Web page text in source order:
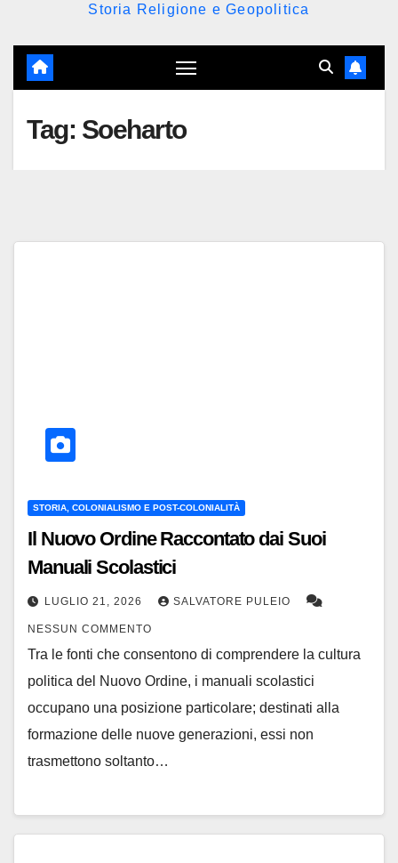
Storia Religione e Geopolitica
Tag: Soeharto
STORIA, COLONIALISMO E POST-COLONIALITÀ
Il Nuovo Ordine Raccontato dai Suoi
Manuali Scolastici
LUGLIO 21, 2026 SALVATORE PULEIO
NESSUN COMMENTO
Tra le fonti che consentono di comprendere la cultura
politica del Nuovo Ordine, i manuali scolastici
occupano una posizione particolare; destinati alla
formazione delle nuove generazioni, essi non
trasmettono soltanto…